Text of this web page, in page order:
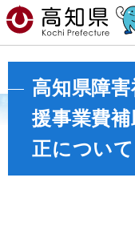
高知県障
援事業費
正について